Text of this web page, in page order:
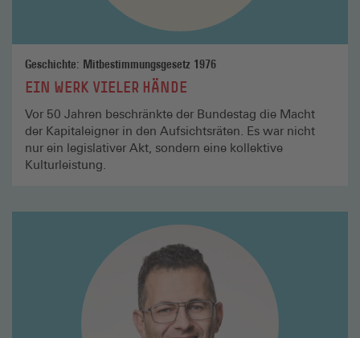
Geschichte: Mitbestimmungsgesetz 1976
EIN WERK VIELER HÄNDE
Vor 50 Jahren beschränkte der Bundestag die Macht
der Kapitaleigner in den Aufsichtsräten. Es war nicht
nur ein legislativer Akt, sondern eine kollektive
Kulturleistung.